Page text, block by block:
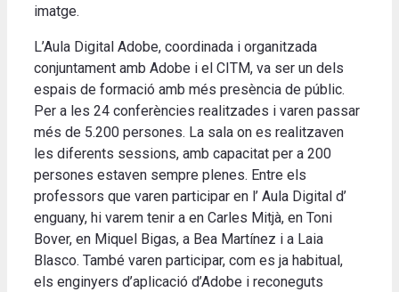
imatge.
L’Aula Digital Adobe, coordinada i organitzada
conjuntament amb Adobe i el CITM, va ser un dels
espais de formació amb més presència de públic.
Per a les 24 conferències realitzades i varen passar
més de 5.200 persones. La sala on es realitzaven
les diferents sessions, amb capacitat per a 200
persones estaven sempre plenes. Entre els
professors que varen participar en l’ Aula Digital d’
enguany, hi varem tenir a en Carles Mitjà, en Toni
Bover, en Miquel Bigas, a Bea Martínez i a Laia
Blasco. També varen participar, com es ja habitual,
els enginyers d’aplicació d’Adobe i reconeguts